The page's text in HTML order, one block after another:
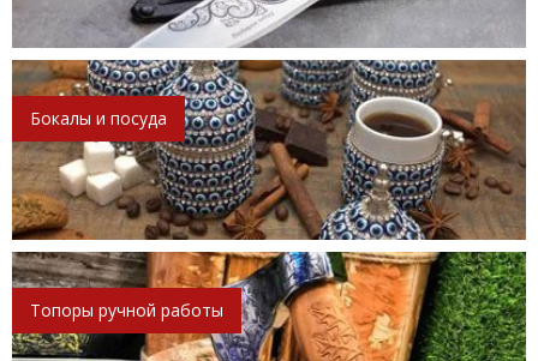
Бокалы и посуда
Топоры ручной работы